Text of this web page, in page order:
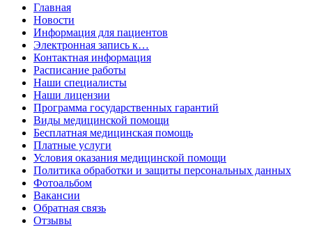
Главная
Новости
Информация для пациентов
Электронная запись к…
Контактная информация
Расписание работы
Наши специалисты
Наши лицензии
Программа государственных гарантий
Виды медицинской помощи
Бесплатная медицинская помощь
Платные услуги
Условия оказания медицинской помощи
Политика обработки и защиты персональных данных
Фотоальбом
Вакансии
Обратная связь
Отзывы